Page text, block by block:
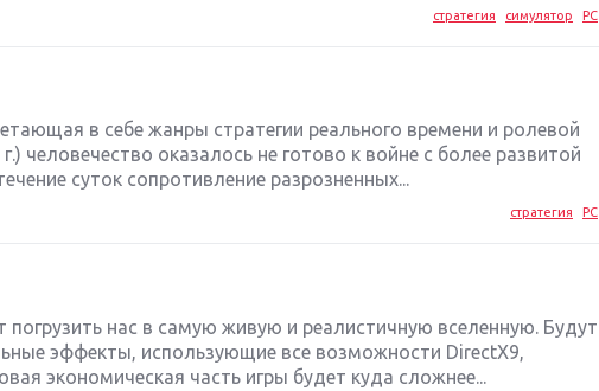
стратегия симулятор PC
в себе жанры стратегии реального времени и ролевой
человечество оказалось не готово к войне с более развитой
суток сопротивление разрозненных...
стратегия PC
нас в самую живую и реалистичную вселенную. Будут
эффекты, использующие все возможности DirectX9,
экономическая часть игры будет куда сложнее...